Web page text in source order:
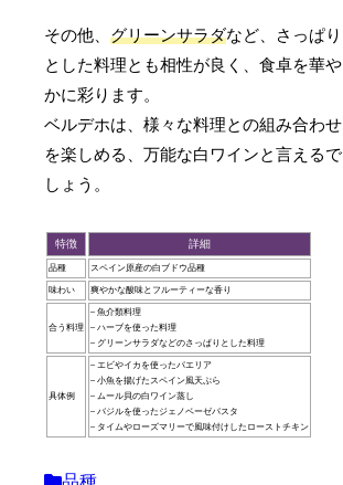
その他、グリーンサラダなど、さっぱり
とした料理とも相性が良く、食卓を華や
かに彩ります。
ベルデホは、様々な料理との組み合わせ
を楽しめる、万能な白ワインと言えるで
しょう。
特徴 詳細
品種 スペイン原産の白ブドウ品種
味わい 爽やかな酸味とフルーティーな香り
合う料理
– 魚介類料理
– ハーブを使った料理
– グリーンサラダなどのさっぱりとした料理
具体例
– エビやイカを使ったパエリア
– 小魚を揚げたスペイン風天ぷら
– ムール貝の白ワイン蒸し
– バジルを使ったジェノベーゼパスタ
– タイムやローズマリーで風味付けしたローストチキン